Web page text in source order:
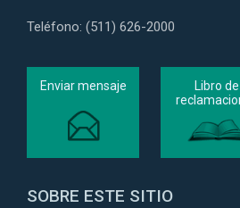
Teléfono: (511) 626-2000
Enviar mensaje
Libro de
SOBRE ESTE SITIO